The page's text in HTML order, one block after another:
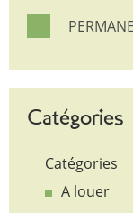
Catégories
Catégories
A louer